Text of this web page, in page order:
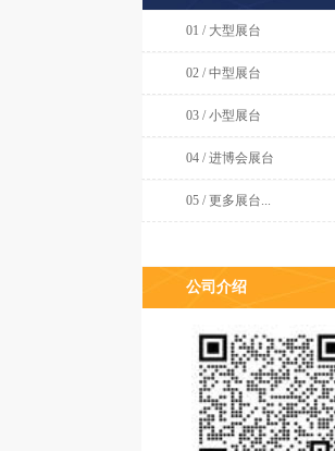
01 / 大型展台
02 / 中型展台
03 / 小型展台
04 / 进博会展台
05 / 更多展台...
公司介绍